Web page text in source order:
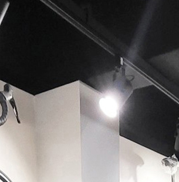
페이코 ID로 페이코 라이